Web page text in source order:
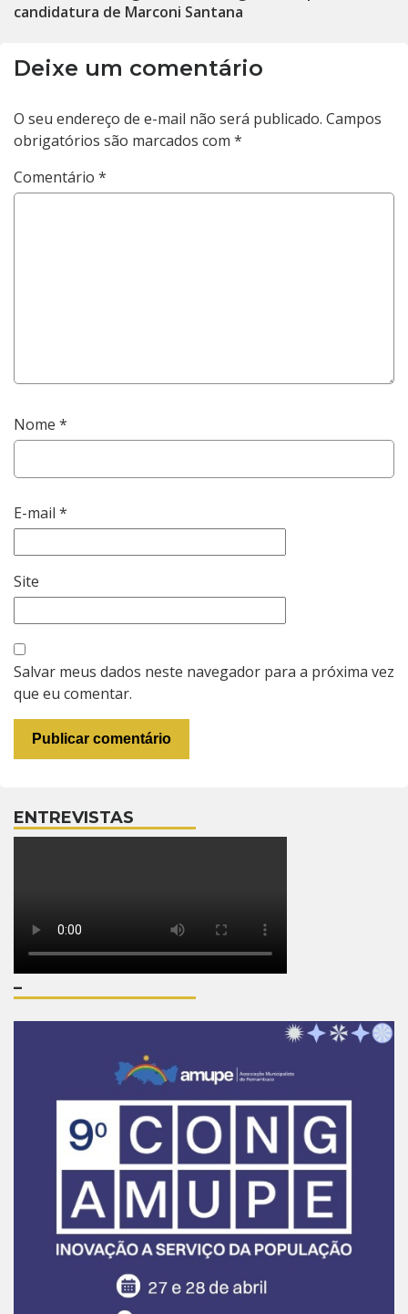
candidatura de Marconi Santana
Deixe um comentário
O seu endereço de e-mail não será publicado. Campos
obrigatórios são marcados com *
Comentário *
Nome *
E-mail *
Site
Salvar meus dados neste navegador para a próxima vez
que eu comentar.
ENTREVISTAS
–